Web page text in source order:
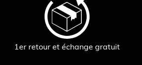
1er retour et échange gratuit